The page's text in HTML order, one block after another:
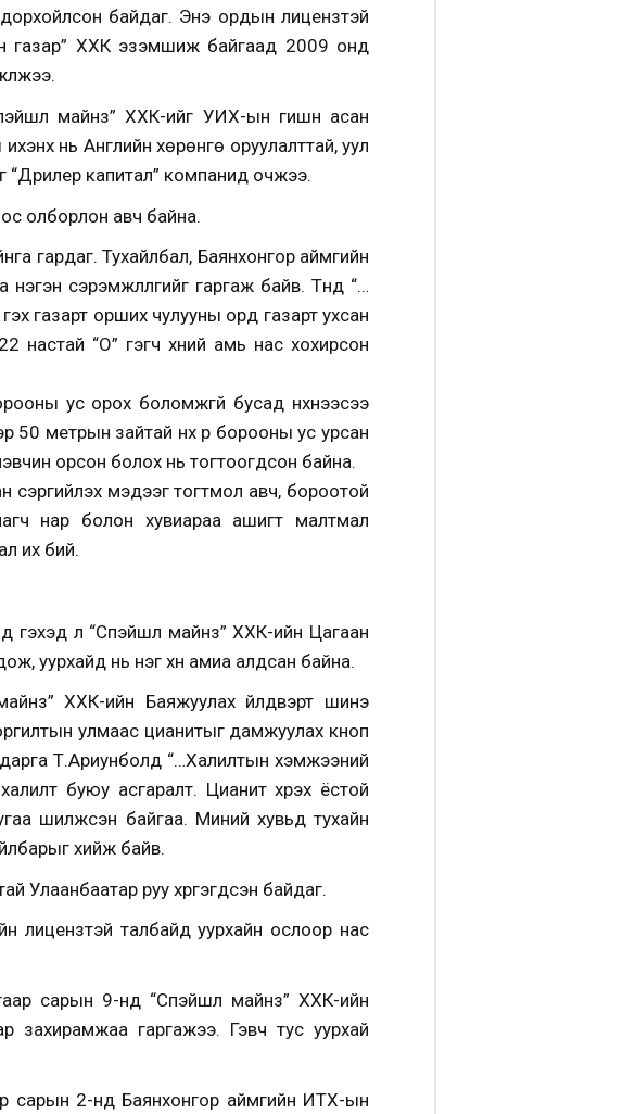
байдаг. Энэ ордын лицензтэй
газар” ХХК эзэмшиж байгаад 2009 онд
майнз” ХХК-ийг УИХ-ын гишүүн асан
нь Английн хөрөнгө оруулалттай, уул
“Дрилер капитал” компанид очжээ.
олборлон авч байна.
гардаг. Тухайлбал, Баянхонгор аймгийн
сэрэмжлүүлгийг гаргаж байв. Түүнд “…
газарт орших чулууны орд газарт ухсан
настай “О” гэгч хүний амь нас хохирсон
ус орох боломжгүй бусад нүхнээсээ
метрын зайтай нүх рүү борооны ус урсан
орсон болох нь тогтоогдсон байна.
сэргийлэх мэдээг тогтмол авч, бороотой
нар болон хувиараа ашигт малтмал
их бий.
гэхэд л “Спэйшл майнз” ХХК-ийн Цагаан
уурхайд нь нэг хүн амиа алдсан байна.
ХХК-ийн Баяжуулах үйлдвэрт шинэ
улмаас цианитыг дамжуулах кноп
дарга Т.Ариунболд “…Халилтын хэмжээний
буюу асгаралт. Цианит хүрэх ёстой
шилжсэн байгаа. Миний хувьд тухайн
хийж байв.
Улаанбаатар руу хүргэгдсэн байдаг.
лицензтэй талбайд уурхайн ослоор нас
сарын 9-нд “Спэйшл майнз” ХХК-ийн
захирамжаа гаргажээ. Гэвч тус уурхай
сарын 2-нд Баянхонгор аймгийн ИТХ-ын